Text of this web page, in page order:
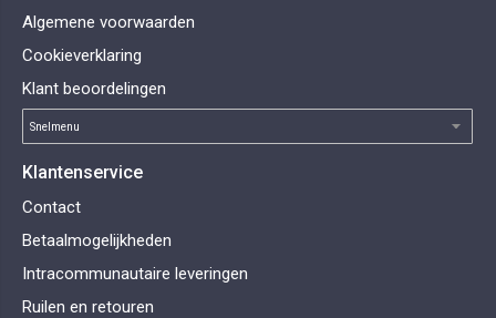
Algemene voorwaarden
Cookieverklaring
Klant beoordelingen
Klantenservice
Contact
Betaalmogelijkheden
Intracommunautaire leveringen
Ruilen en retouren